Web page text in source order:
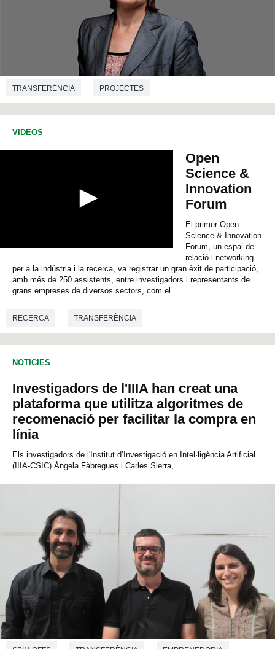
TRANSFERÈNCIA PROJECTES
ENGINYERIA ELECTRÒNICA
VIDEOS
o
Open
Science &
Innovation
Forum
El primer Open
Science & Innovation
Forum, un espai de
relació i networking
per a la indústria i la recerca, va registrar un gran èxit de participació,
amb més de 250 assistents, entre investigadors i representants de
grans empreses de diversos sectors, com el...
RECERCA TRANSFERÈNCIA
NOTICIES
Investigadors de l'IIIA han creat una
plataforma que utilitza algoritmes de
recomenació per facilitar la compra en
línia
Els investigadors de l'Institut d’Investigació en Intel·ligència Artificial
(IIIA-CSIC) Àngela Fàbregues i Carles Sierra,...